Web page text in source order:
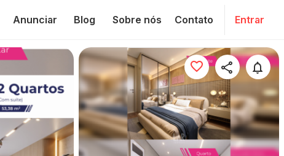
Anunciar Blog Sobre nós Contato Entrar